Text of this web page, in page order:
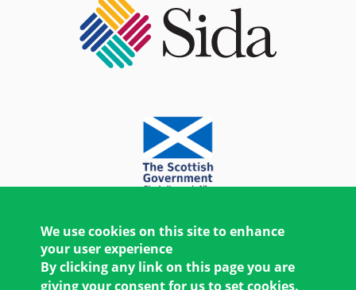
We use cookies on this site to enhance
your user experience
By clicking any link on this page you are
giving your consent for us to set cookies.